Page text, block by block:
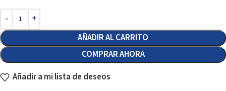
AÑADIR AL CARRITO
COMPRAR AHORA
Añadir a mi lista de deseos